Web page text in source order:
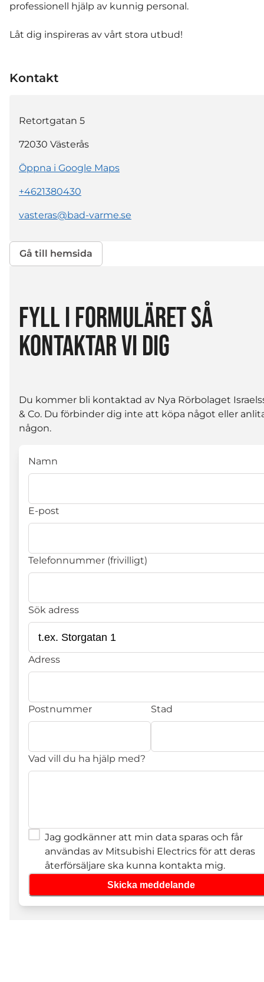
professionell hjälp av kunnig personal.
Låt dig inspireras av vårt stora utbud!
Kontakt
Retortgatan 5
72030 Västerås
Öppna i Google Maps
+4621380430
vasteras@bad-varme.se
Gå till hemsida
FYLL I FORMULÄRET SÅ
KONTAKTAR VI DIG
Du kommer bli kontaktad av Nya Rörbolaget
& Co. Du förbinder dig inte att köpa något eller
någon.
Namn
E-post
Telefonnummer (frivilligt)
Sök adress
Adress
Postnummer Stad
Vad vill du ha hjälp med?
Jag godkänner att min data sparas och får
användas av Mitsubishi Electrics för att deras
återförsäljare ska kunna kontakta mig.
Skicka meddelande